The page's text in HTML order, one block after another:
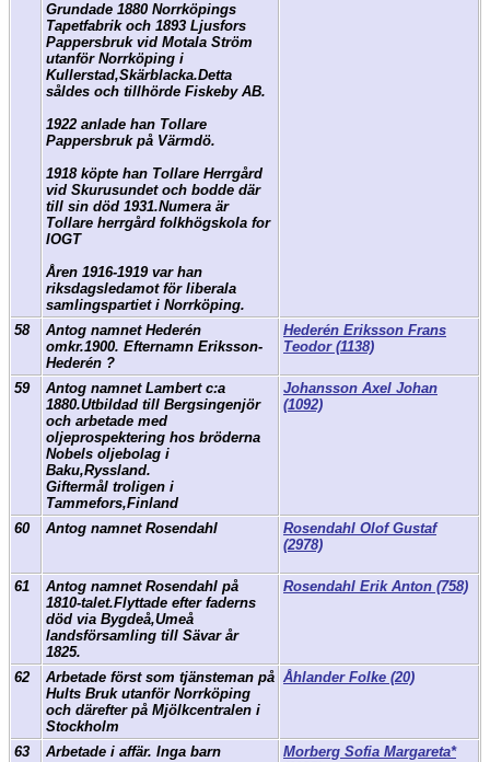
Grundade 1880 Norrköpings
Tapetfabrik och 1893 Ljusfors
Pappersbruk vid Motala Ström
utanför Norrköping i
Kullerstad,Skärblacka.Detta
såldes och tillhörde Fiskeby AB.
1922 anlade han Tollare
Pappersbruk på Värmdö.
1918 köpte han Tollare Herrgård
vid Skurusundet och bodde där
till sin död 1931.Numera är
Tollare herrgård folkhögskola for
IOGT
Åren 1916-1919 var han
riksdagsledamot för liberala
samlingspartiet i Norrköping.
58
Antog namnet Hederén
omkr.1900. Efternamn Eriksson-
Hederén ?
Hederén Eriksson Frans
Teodor (1138)
59
Antog namnet Lambert c:a
1880.Utbildad till Bergsingenjör
och arbetade med
oljeprospektering hos bröderna
Nobels oljebolag i
Baku,Ryssland.
Giftermål troligen i
Tammefors,Finland
Johansson Axel Johan
(1092)
60 Antog namnet Rosendahl
Rosendahl Olof Gustaf
(2978)
61
Antog namnet Rosendahl på
1810-talet.Flyttade efter faderns
död via Bygdeå,Umeå
landsförsamling till Sävar år
1825.
Rosendahl Erik Anton (758)
62
Arbetade först som tjänsteman på
Hults Bruk utanför Norrköping
och därefter på Mjölkcentralen i
Stockholm
Åhlander Folke (20)
63 Arbetade i affär. Inga barn
Morberg Sofia Margareta*